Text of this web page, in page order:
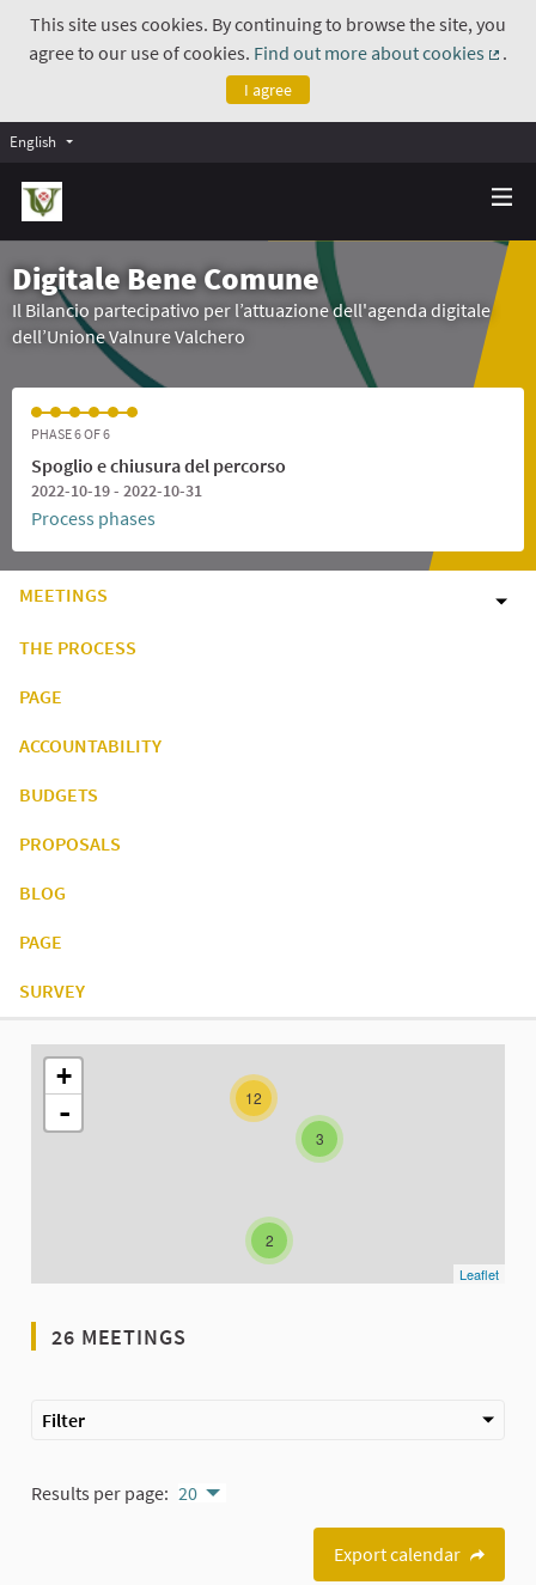
This site uses cookies. By continuing to browse the site, you
agree to our use of cookies. Find out more about cookies
.
I agree
English
Digitale Bene Comune
Il Bilancio partecipativo per l’attuazione dell'agenda digitale
dell’Unione Valnure Valchero
PHASE 6 OF 6
Spoglio e chiusura del percorso
2022-10-19 - 2022-10-31
Process phases
MEETINGS
THE PROCESS
PAGE
ACCOUNTABILITY
BUDGETS
PROPOSALS
BLOG
PAGE
SURVEY
The following element is a map which presents the items on
3
2
12
+
-
Leaflet
26 MEETINGS
Filter
Results per page: 20
Export calendar